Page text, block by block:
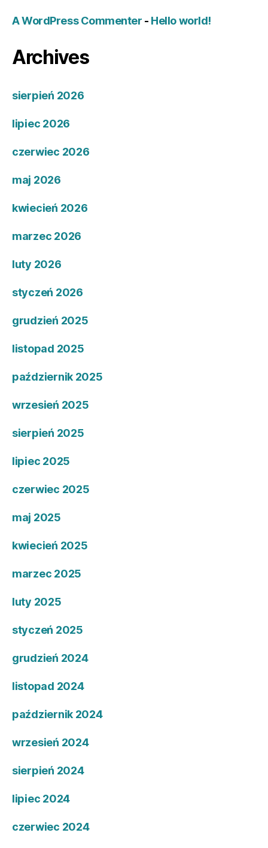
A WordPress Commenter - Hello world!
Archives
sierpień 2026
lipiec 2026
czerwiec 2026
maj 2026
kwiecień 2026
marzec 2026
luty 2026
styczeń 2026
grudzień 2025
listopad 2025
październik 2025
wrzesień 2025
sierpień 2025
lipiec 2025
czerwiec 2025
maj 2025
kwiecień 2025
marzec 2025
luty 2025
styczeń 2025
grudzień 2024
listopad 2024
październik 2024
wrzesień 2024
sierpień 2024
lipiec 2024
czerwiec 2024